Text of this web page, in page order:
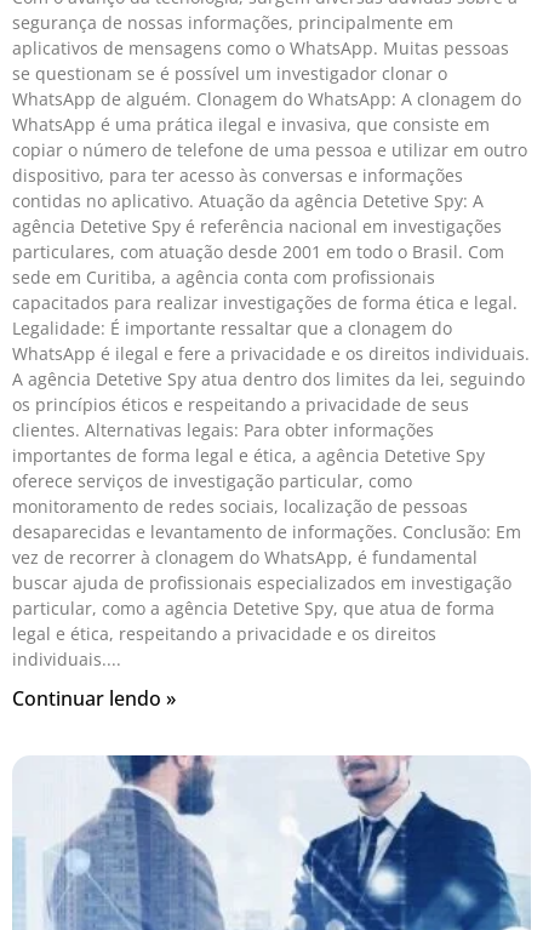
segurança de nossas informações, principalmente em
aplicativos de mensagens como o WhatsApp. Muitas pessoas
se questionam se é possível um investigador clonar o
WhatsApp de alguém. Clonagem do WhatsApp: A clonagem do
WhatsApp é uma prática ilegal e invasiva, que consiste em
copiar o número de telefone de uma pessoa e utilizar em outro
dispositivo, para ter acesso às conversas e informações
contidas no aplicativo. Atuação da agência Detetive Spy: A
agência Detetive Spy é referência nacional em investigações
particulares, com atuação desde 2001 em todo o Brasil. Com
sede em Curitiba, a agência conta com profissionais
capacitados para realizar investigações de forma ética e legal.
Legalidade: É importante ressaltar que a clonagem do
WhatsApp é ilegal e fere a privacidade e os direitos individuais.
A agência Detetive Spy atua dentro dos limites da lei, seguindo
os princípios éticos e respeitando a privacidade de seus
clientes. Alternativas legais: Para obter informações
importantes de forma legal e ética, a agência Detetive Spy
oferece serviços de investigação particular, como
monitoramento de redes sociais, localização de pessoas
desaparecidas e levantamento de informações. Conclusão: Em
vez de recorrer à clonagem do WhatsApp, é fundamental
buscar ajuda de profissionais especializados em investigação
particular, como a agência Detetive Spy, que atua de forma
legal e ética, respeitando a privacidade e os direitos
individuais.
Continuar lendo »